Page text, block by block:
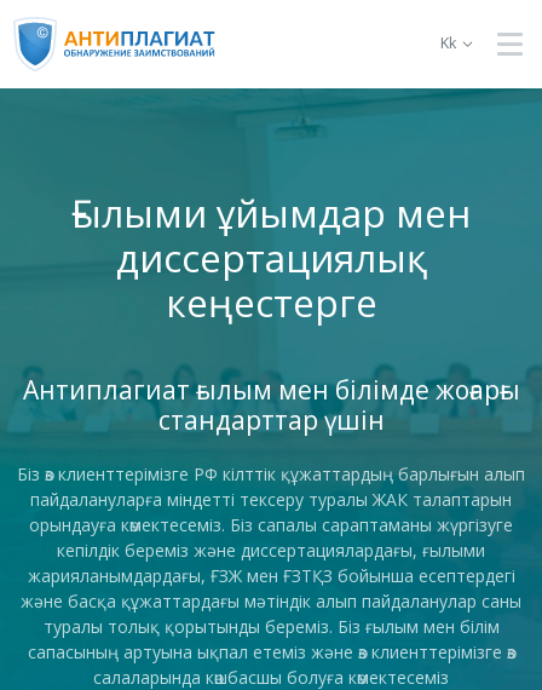
Kk
Ғылыми ұйымдар мен
диссертациялық
кеңестерге
Антиплагиат ғылым мен білімде жоғарғы
стандарттар үшін
Біз өз клиенттерімізге РФ кілттік құжаттардың барлығын алып
пайдалануларға міндетті тексеру туралы ЖАК талаптарын
орындауға көмектесеміз. Біз сапалы сараптаманы жүргізуге
кепілдік береміз және диссертациялардағы, ғылыми
жарияланымдардағы, ҒЗЖ мен ҒЗТҚЗ бойынша есептердегі
және басқа құжаттардағы мәтіндік алып пайдаланулар саны
туралы толық қорытынды береміз. Біз ғылым мен білім
сапасының артуына ықпал етеміз және өз клиенттерімізге өз
салаларында көшбасшы болуға көмектесеміз